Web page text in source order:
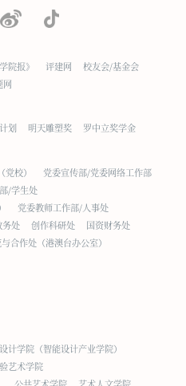
院报》 评建网
校友会/基金会
网
划 明天雕塑奖 罗中立奖学金
校）
党委宣传部/党委网络工作部
/学生处
党委教师工作部/人事处
务处 创作科研处
国资财务处
合作处（港澳台办公室）
设计学院（智能设计产业学院）
艺术学院
公共艺术学院 艺术人文学院